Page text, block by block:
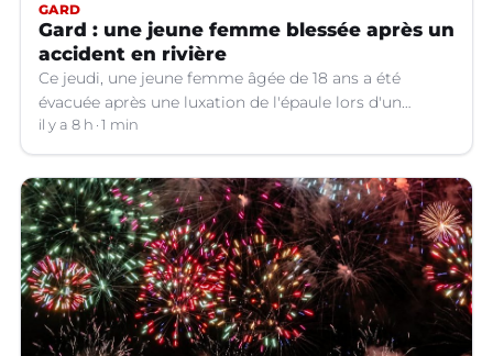
GARD
Gard : une jeune femme blessée après un
accident en rivière
Ce jeudi, une jeune femme âgée de 18 ans a été
évacuée après une luxation de l'épaule lors d'un
plongeon dans une rivière à Saint-André-de-
Valborgne (Gard).
il y a 8 h 1 min